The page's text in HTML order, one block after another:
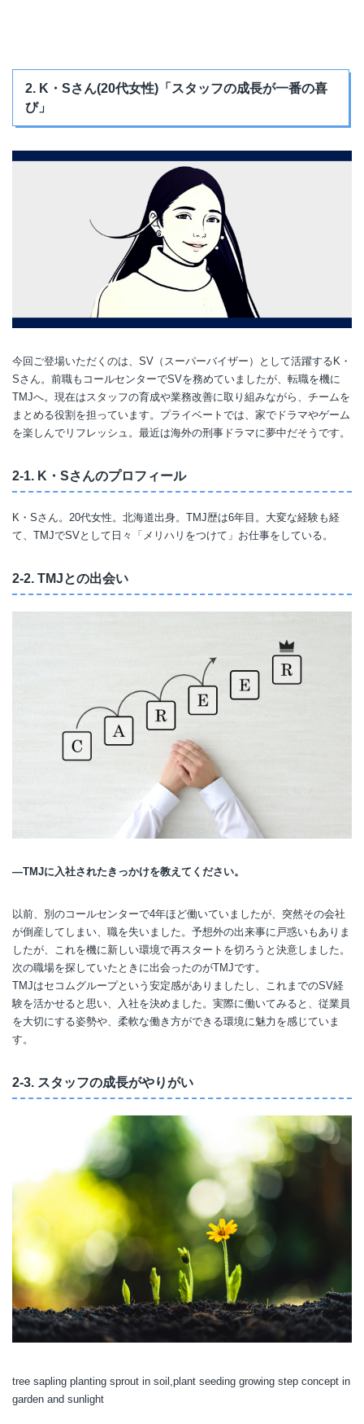
2. K・Sさん(20代女性)「スタッフの成長が一番の喜
び」
今回ご登場いただくのは、SV（スーパーバイザー）として活躍するK・
Sさん。前職もコールセンターでSVを務めていましたが、転職を機に
TMJへ。現在はスタッフの育成や業務改善に取り組みながら、チームを
まとめる役割を担っています。プライベートでは、家でドラマやゲーム
を楽しんでリフレッシュ。最近は海外の刑事ドラマに夢中だそうです。
2-1. K・Sさんのプロフィール
K・Sさん。20代女性。北海道出身。TMJ歴は6年目。大変な経験も経
て、TMJでSVとして日々「メリハリをつけて」お仕事をしている。
2-2. TMJとの出会い
―TMJに入社されたきっかけを教えてください。
以前、別のコールセンターで4年ほど働いていましたが、突然その会社
が倒産してしまい、職を失いました。予想外の出来事に戸惑いもありま
したが、これを機に新しい環境で再スタートを切ろうと決意しました。
次の職場を探していたときに出会ったのがTMJです。
TMJはセコムグループという安定感がありましたし、これまでのSV経
験を活かせると思い、入社を決めました。実際に働いてみると、従業員
を大切にする姿勢や、柔軟な働き方ができる環境に魅力を感じていま
す。
2-3. スタッフの成長がやりがい
tree sapling planting sprout in soil,plant seeding growing step concept in
garden and sunlight